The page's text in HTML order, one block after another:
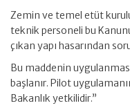
Zemin ve temel etüt
teknik personeli bu
çıkan yapı hasarından
Bu maddenin
başlanır. Pilot
Bakanlık yetkilidir.”